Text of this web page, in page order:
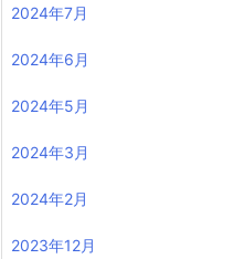
2024年7月
2024年6月
2024年5月
2024年3月
2024年2月
2023年12月